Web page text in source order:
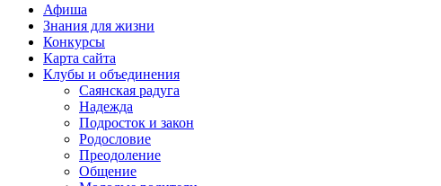
Афиша
Знания для жизни
Конкурсы
Карта сайта
Клубы и объединения
Саянская радуга
Надежда
Подросток и закон
Родословие
Преодоление
Общение